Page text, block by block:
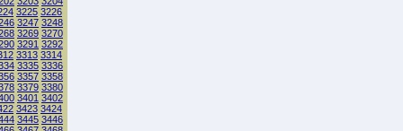
3225 3226
3247 3248
3269 3270
3291 3292
3313 3314
3335 3336
3357 3358
3379 3380
3401 3402
3423 3424
3445 3446